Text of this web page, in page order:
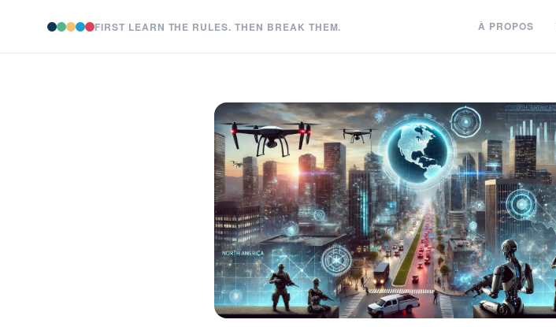
FIRST LEARN THE RULES. THEN BREAK THEM. À PROPOS